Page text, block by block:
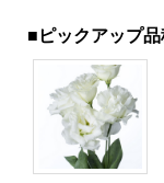
■ピックアップ品